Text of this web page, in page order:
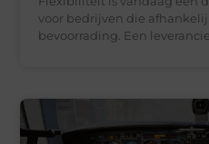
voor bedrijven die
bevoorrading. Een